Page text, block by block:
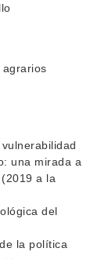
una mirada a
a la
del
la política